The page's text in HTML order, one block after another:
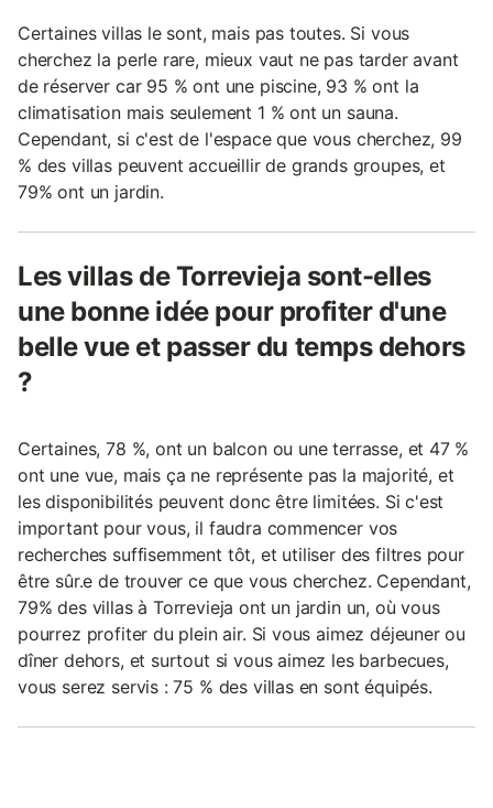
Certaines villas le sont, mais pas toutes. Si vous
cherchez la perle rare, mieux vaut ne pas tarder avant
de réserver car 95 % ont une piscine, 93 % ont la
climatisation mais seulement 1 % ont un sauna.
Cependant, si c'est de l'espace que vous cherchez, 99
% des villas peuvent accueillir de grands groupes, et
79% ont un jardin.
Les villas de Torrevieja sont-elles
une bonne idée pour profiter d'une
belle vue et passer du temps dehors
?
Certaines, 78 %, ont un balcon ou une terrasse, et 47 %
ont une vue, mais ça ne représente pas la majorité, et
les disponibilités peuvent donc être limitées. Si c'est
important pour vous, il faudra commencer vos
recherches suffisemment tôt, et utiliser des filtres pour
être sûr.e de trouver ce que vous cherchez. Cependant,
79% des villas à Torrevieja ont un jardin un, où vous
pourrez profiter du plein air. Si vous aimez déjeuner ou
dîner dehors, et surtout si vous aimez les barbecues,
vous serez servis : 75 % des villas en sont équipés.